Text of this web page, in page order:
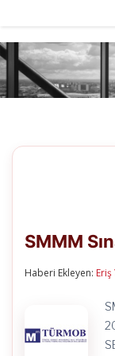
SMMM
Haberi Ekleyen: Eriş